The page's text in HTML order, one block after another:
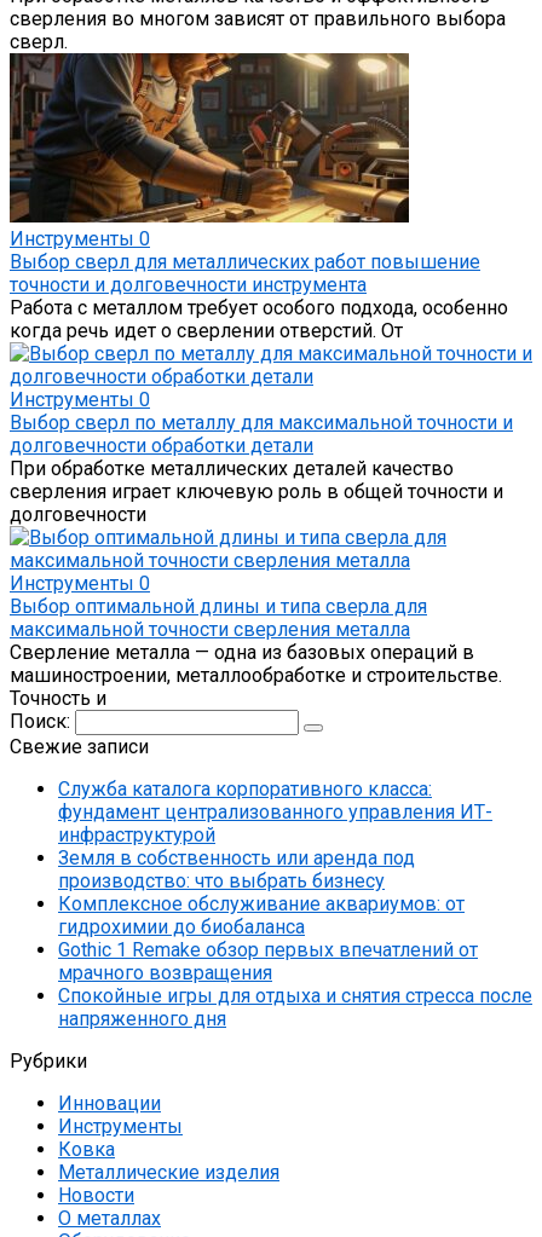
сверления во многом зависят от правильного выбора
сверл.
Инструменты 0
Выбор сверл для металлических работ повышение
точности и долговечности инструмента
Работа с металлом требует особого подхода, особенно
когда речь идет о сверлении отверстий. От
Инструменты 0
Выбор сверл по металлу для максимальной точности и
долговечности обработки детали
При обработке металлических деталей качество
сверления играет ключевую роль в общей точности и
долговечности
Инструменты 0
Выбор оптимальной длины и типа сверла для
максимальной точности сверления металла
Сверление металла — одна из базовых операций в
машиностроении, металлообработке и строительстве.
Точность и
Поиск:
Свежие записи
Служба каталога корпоративного класса:
фундамент централизованного управления ИТ-
инфраструктурой
Земля в собственность или аренда под
производство: что выбрать бизнесу
Комплексное обслуживание аквариумов: от
гидрохимии до биобаланса
Gothic 1 Remake обзор первых впечатлений от
мрачного возвращения
Спокойные игры для отдыха и снятия стресса после
напряженного дня
Рубрики
Инновации
Инструменты
Ковка
Металлические изделия
Новости
О металлах